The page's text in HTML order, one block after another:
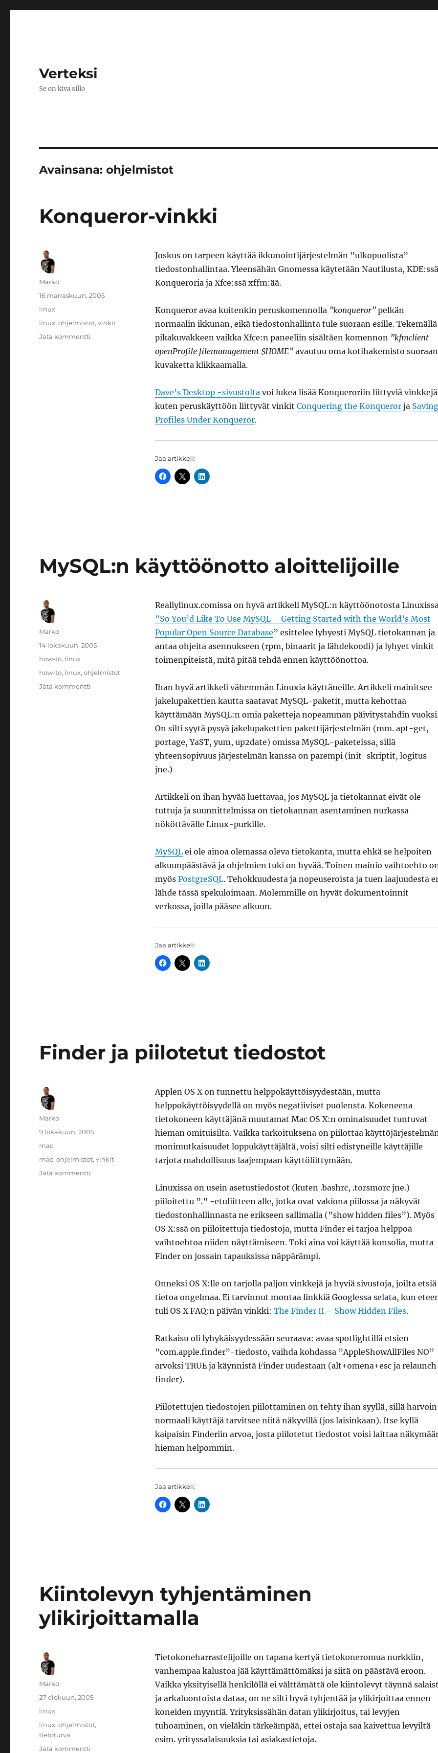
Verteksi
Se on kiva sillo
Avainsana:ohjelmistot
Konqueror-vinkki
Joskus on tarpeen käyttää ikkunointijärjestelmän ”ulkopuolista”
tiedostonhallintaa. Yleensähän Gnomessa käytetään Nautilusta, KDE:ssä
Konqueroria ja Xfce:ssä xffm:ää.
Konqueror avaa kuitenkin peruskomennolla ”konqueror”pelkän
normaalin ikkunan, eikä tiedostonhallinta tule suoraan esille. Tekemällä
pikakuvakkeen vaikka Xfce:n paneeliin sisältäen komennon ”kfmclient
openProfile filemanagement $HOME”avautuu oma kotihakemisto suoraan
kuvaketta klikkaamalla.
Dave’s Desktop -sivustoltavoi lukea lisää Konqueroriin liittyviä
kuten peruskäyttöön liittyvät vinkit Conquering the Konquerorja Saving
Profiles Under Konqueror.
Jaa artikkeli:
Kirjoittaja
Marko
Julkaistu
16 marraskuun, 2005
Kategoriat
linux
Avainsanat
linux,ohjelmistot,vinkit
Jätä kommentti
MySQL:n käyttöönotto aloittelijoille
Reallylinux.comissa on hyvä artikkeli MySQL:n käyttöönotosta
”So You’d Like To Use MySQL – Getting Started with the World’s Most
Popular Open Source Database” esittelee lyhyesti MySQL tietokannan ja
antaa ohjeita asennukseen (rpm, binaarit ja lähdekoodi) ja lyhyet vinkit
toimenpiteistä, mitä pitää tehdä ennen käyttöönottoa.
Ihan hyvä artikkeli vähemmän Linuxia käyttäneille. Artikkeli mainitsee
jakelupakettien kautta saatavat MySQL-paketit, mutta kehottaa
käyttämään MySQL:n omia paketteja nopeamman päivitystahdin
On silti syytä pysyä jakelupakettien pakettijärjestelmän (mm. apt-get,
portage, YaST, yum, up2date) omissa MySQL-paketeissa, sillä
yhteensopivuus järjestelmän kanssa on parempi (init-skriptit, logitus
jne.)
Artikkeli on ihan hyvää luettavaa, jos MySQL ja tietokannat eivät ole
tuttuja ja suunnittelmissa on tietokannan asentaminen nurkassa
nököttävälle Linux-purkille.
MySQLei ole ainoa olemassa oleva tietokanta, mutta ehkä se helpoiten
alkuunpäästävä ja ohjelmien tuki on hyvää. Toinen mainio vaihtoehto
myös PostgreSQL. Tehokkuudesta ja nopeuseroista ja tuen laajuudesta
lähde tässä spekuloimaan. Molemmille on hyvät dokumentoinnit
verkossa, joilla pääsee alkuun.
Jaa artikkeli:
Kirjoittaja
Marko
Julkaistu
14 lokakuun, 2005
Kategoriat
how-to, linux
Avainsanat
how-to, linux,ohjelmistot
Jätä kommentti
Finder ja piilotetut tiedostot
Applen OS X on tunnettu helppokäyttöisyydestään, mutta
helppokäyttöisyydellä on myös negatiiviset puolensta. Kokeneena
tietokoneen käyttäjänä muutamat Mac OS X:n ominaisuudet tuntuvat
hieman omituisilta. Vaikka tarkoituksena on piilottaa
monimutkaisuudet loppukäyttäjältä, voisi silti edistyneille käyttäjille
tarjota mahdollisuus laajempaan käyttöliittymään.
Linuxissa on usein asetustiedostot (kuten .bashrc, .torsmorc jne.)
piiloitettu ”.” -etuliitteen alle, jotka ovat vakiona piilossa ja näkyvät
tiedostonhallinnasta ne erikseen sallimalla (”show hidden files”). Myös
OS X:ssä on piiloitettuja tiedostoja, mutta Finder ei tarjoa helppoa
vaihtoehtoa niiden näyttämiseen. Toki aina voi käyttää konsolia, mutta
Finder on jossain tapauksissa näppärämpi.
Onneksi OS X:lle on tarjolla paljon vinkkejä ja hyviä sivustoja, joilta etsiä
tietoa ongelmaa. Ei tarvinnut montaa linkkiä Googlessa selata, kun
tuli OS X FAQ:n päivän vinkki: The Finder II – Show Hidden Files.
Ratkaisu oli lyhykäisyydessään seuraava: avaa spotlightillä etsien
”com.apple.finder”-tiedosto, vaihda kohdassa ”AppleShowAllFiles NO”
arvoksi TRUE ja käynnistä Finder uudestaan (alt+omena+esc ja relaunch
finder).
Piilotettujen tiedostojen piilottaminen on tehty ihan syyllä, sillä harvoin
normaali käyttäjä tarvitsee niitä näkyvillä (jos laisinkaan). Itse kyllä
kaipaisin Finderiin arvoa, josta piilotetut tiedostot voisi laittaa
hieman helpommin.
Jaa artikkeli:
Kirjoittaja
Marko
Julkaistu
9 lokakuun, 2005
Kategoriat
mac
Avainsanat
mac,ohjelmistot,vinkit
Jätä kommentti
Kiintolevyn tyhjentäminen
ylikirjoittamalla
Tietokoneharrastelijoille on tapana kertyä tietokoneromua nurkkiin,
vanhempaa kalustoa jää käyttämättömäksi ja siitä on päästävä eroon.
Vaikka yksityisellä henkilöllä ei välttämättä ole kiintolevyt täynnä
ja arkaluontoista dataa, on ne silti hyvä tyhjentää ja ylikirjoittaa ennen
koneiden myyntiä. Yrityksissähän datan ylikirjoitus, tai levyjen
tuhoaminen, on vieläkin tärkeämpää, ettei ostaja saa kaivettua levyiltä
esim. yrityssalaisuuksia tai asiakastietoja.
Kirjoittaja
Marko
Julkaistu
27 elokuun, 2005
Kategoriat
linux
Avainsanat
linux,ohjelmistot,
tietoturva
Jätä kommentti